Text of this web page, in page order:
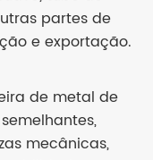
partes de
e exportação.
de metal de
mecânicas,